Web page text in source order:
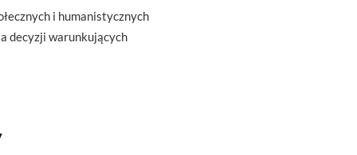
i humanistycznych
decyzji warunkujących